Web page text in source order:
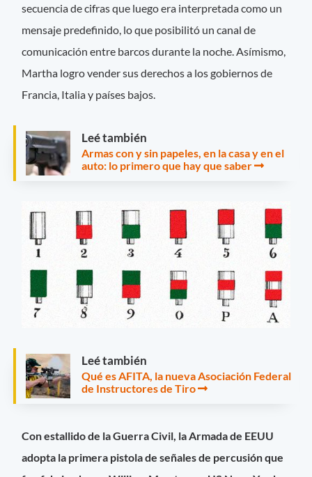
secuencia de cifras que luego era interpretada como un
mensaje predefinido, lo que posibilitó un canal de
comunicación entre barcos durante la noche. Asímismo,
Martha logro vender sus derechos a los gobiernos de
Francia, Italia y países bajos.
Leé también
Armas con y sin papeles, en la casa y en el
auto: lo primero que hay que saber
Leé también
Qué es AFITA, la nueva Asociación Federal
de Instructores de Tiro
Con estallido de la Guerra Civil, la Armada de EEUU
adopta la primera pistola de señales de percusión que